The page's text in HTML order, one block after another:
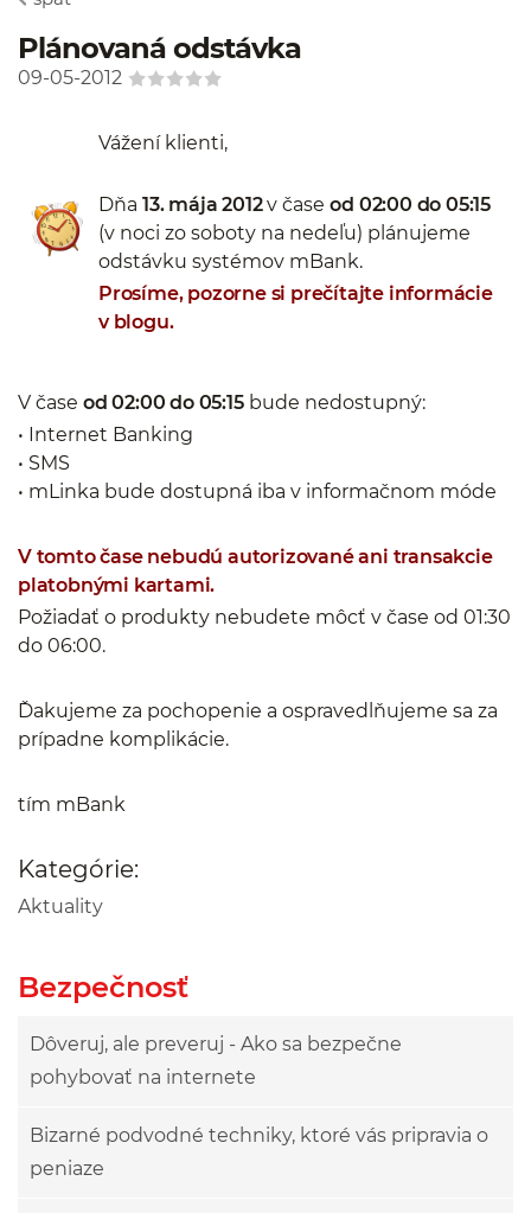
Plánovaná odstávka
09-05-2012
Vážení klienti,
Dňa 13. mája 2012v časeod 02:00 do 05:15
(v noci zo soboty na nedeľu) plánujeme
odstávku systémov mBank.
Prosíme, pozorne si prečítajte informácie
v blogu.
V čase od 02:00 do 05:15bude nedostupný:
• Internet Banking
• SMS
• mLinka bude dostupná iba v informačnom móde
V tomto čase nebudú autorizované ani transakcie
platobnými kartami.
Požiadať o produkty nebudete môcť v čase od 01:30
do 06:00.
Ďakujeme za pochopenie a ospravedlňujeme sa za
prípadne komplikácie.
tím mBank
Kategórie:
Aktuality
Bezpečnosť
Dôveruj, ale preveruj - Ako sa bezpečne
pohybovať na internete
Bizarné podvodné techniky, ktoré vás pripravia o
peniaze